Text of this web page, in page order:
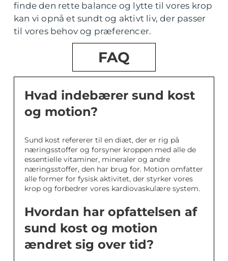
finde den rette balance og lytte til vores krop
kan vi opnå et sundt og aktivt liv, der passer
til vores behov og præferencer.
FAQ
Hvad indebærer sund kost
og motion?
Sund kost refererer til en diæt, der er rig på
næringsstoffer og forsyner kroppen med alle de
essentielle vitaminer, mineraler og andre
næringsstoffer, den har brug for. Motion omfatter
alle former for fysisk aktivitet, der styrker vores
krop og forbedrer vores kardiovaskulære system.
Hvordan har opfattelsen af
sund kost og motion
ændret sig over tid?